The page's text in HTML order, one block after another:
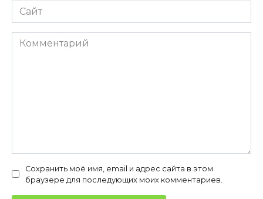
Сайт
Комментарий
Сохранить моё имя, email и адрес сайта в этом
браузере для последующих моих комментариев.